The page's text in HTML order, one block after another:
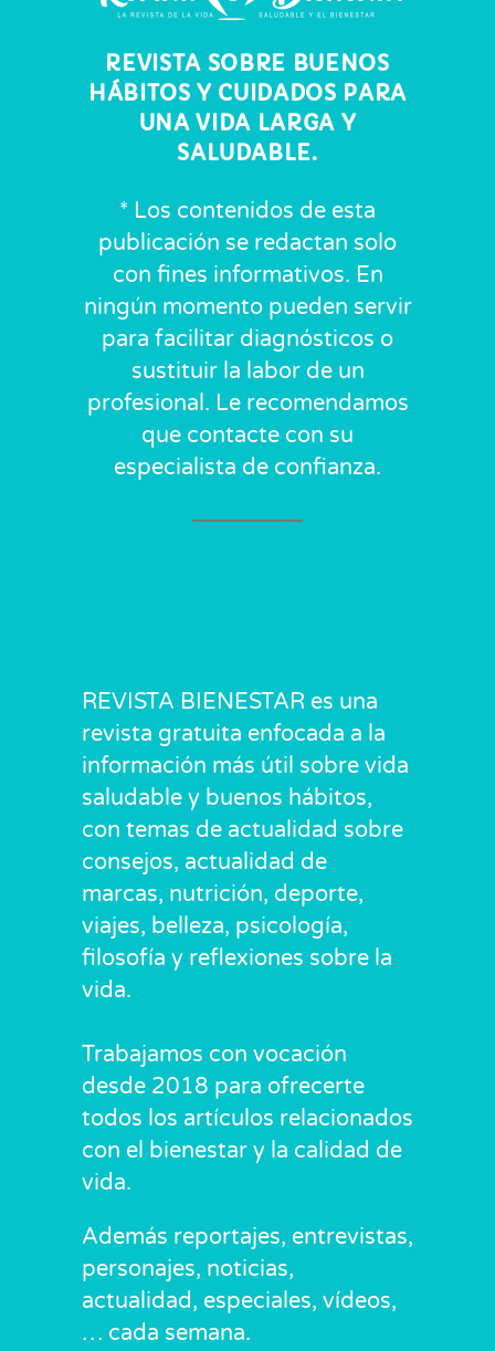
REVISTA SOBRE BUENOS
HÁBITOS Y CUIDADOS PARA
UNA VIDA LARGA Y
SALUDABLE.
* Los contenidos de esta
publicación se redactan solo
con fines informativos. En
ningún momento pueden servir
para facilitar diagnósticos o
sustituir la labor de un
profesional. Le recomendamos
que contacte con su
especialista de confianza.
REVISTA BIENESTAR es una
revista gratuita enfocada a la
información más útil sobre vida
saludable y buenos hábitos,
con temas de actualidad sobre
consejos, actualidad de
marcas, nutrición, deporte,
viajes, belleza, psicología,
filosofía y reflexiones sobre la
vida.
Trabajamos con vocación
desde 2018 para ofrecerte
todos los artículos relacionados
con el bienestar y la calidad de
vida.
Además reportajes, entrevistas,
personajes, noticias,
actualidad, especiales, vídeos,
… cada semana.